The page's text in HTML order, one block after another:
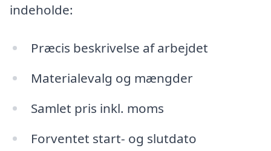
indeholde:
Præcis beskrivelse af arbejdet
Materialevalg og mængder
Samlet pris inkl. moms
Forventet start- og slutdato